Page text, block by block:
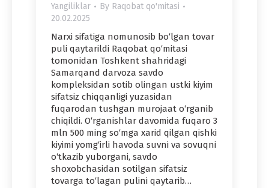
Yangiliklar By Raqobat qo'mitasi
20.02.2025
Narxi sifatiga nomunosib bo‘lgan tovar
puli qaytarildi Raqobat qo‘mitasi
tomonidan Toshkent shahridagi
Samarqand darvoza savdo
kompleksidan sotib olingan ustki kiyim
sifatsiz chiqqanligi yuzasidan
fuqarodan tushgan murojaat o‘rganib
chiqildi. O‘rganishlar davomida fuqaro 3
mln 500 ming so‘mga xarid qilgan qishki
kiyimi yomg‘irli havoda suvni va sovuqni
o‘tkazib yuborgani, savdo
shoxobchasidan sotilgan sifatsiz
tovarga to‘lagan pulini qaytarib…